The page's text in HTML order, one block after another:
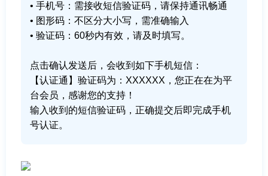
• 手机号：需接收短信验证码，请保持通讯畅通
• 图形码：不区分大小写，需准确输入
• 验证码：60秒内有效，请及时填写。
点击确认发送后，会收到如下手机短信：
【认证通】验证码为：XXXXXX，您正在在为平
台会员，感谢您的支持！
输入收到的短信验证码，正确提交后即完成手机
号认证。